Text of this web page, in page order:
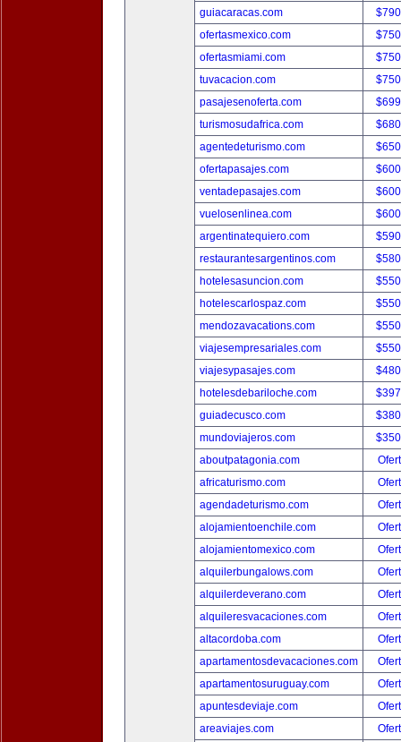
guiacaracas.com
ofertasmexico.com
ofertasmiami.com
tuvacacion.com
pasajesenoferta.com
turismosudafrica.com
agentedeturismo.com
ofertapasajes.com
ventadepasajes.com
vuelosenlinea.com
argentinatequiero.com
restaurantesargentinos.com
hotelesasuncion.com
hotelescarlospaz.com
mendozavacations.com
viajesempresariales.com
viajesypasajes.com
hotelesdebariloche.com
guiadecusco.com
mundoviajeros.com
aboutpatagonia.com
africaturismo.com
agendadeturismo.com
alojamientoenchile.com
alojamientomexico.com
alquilerbungalows.com
alquilerdeverano.com
alquileresvacaciones.com
altacordoba.com
apartamentosdevacaciones.com
apartamentosuruguay.com
apuntesdeviaje.com
areaviajes.com